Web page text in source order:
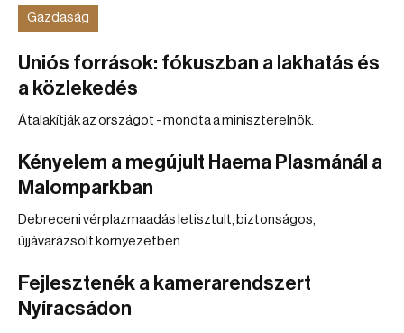
Gazdaság
Uniós források: fókuszban a lakhatás és
a közlekedés
Átalakítják az országot - mondta a miniszterelnök.
Kényelem a megújult Haema Plasmánál a
Malomparkban
Debreceni vérplazmaadás letisztult, biztonságos,
újjávarázsolt környezetben.
Fejlesztenék a kamerarendszert
Nyíracsádon